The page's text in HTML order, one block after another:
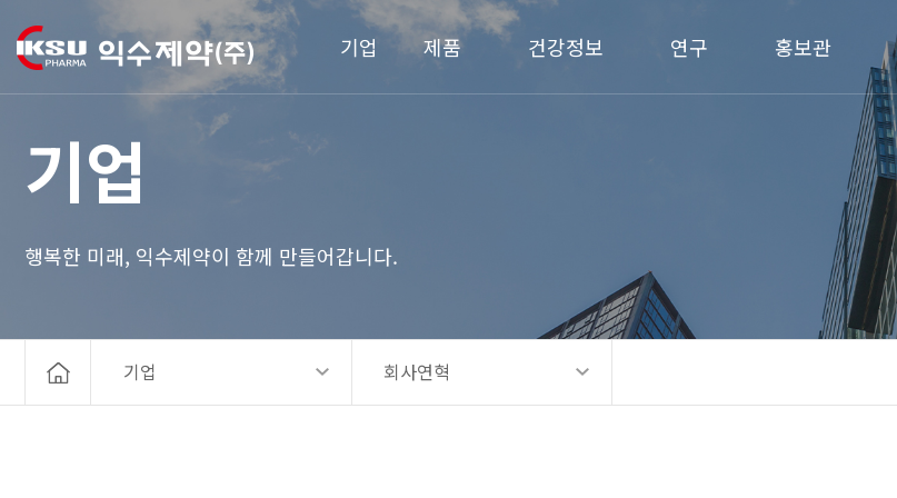
기업 제품 건강정보 연구 홍보관
기업
행복한 미래, 익수제약이 함께 만들어갑니다.
기업 회사연혁